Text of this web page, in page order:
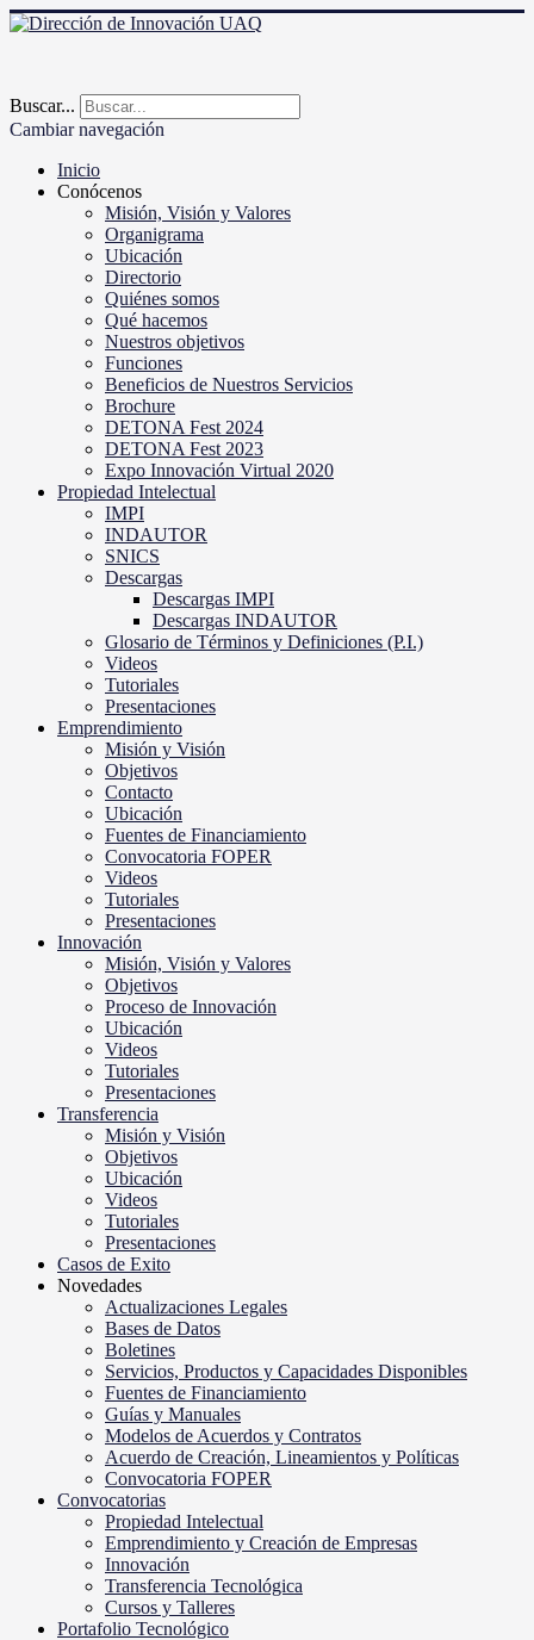
Buscar...
Cambiar navegación
Inicio
Conócenos
Misión, Visión y Valores
Organigrama
Ubicación
Directorio
Quiénes somos
Qué hacemos
Nuestros objetivos
Funciones
Beneficios de Nuestros Servicios
Brochure
DETONA Fest 2024
DETONA Fest 2023
Expo Innovación Virtual 2020
Propiedad Intelectual
IMPI
INDAUTOR
SNICS
Descargas
Descargas IMPI
Descargas INDAUTOR
Glosario de Términos y Definiciones (P.I.)
Videos
Tutoriales
Presentaciones
Emprendimiento
Misión y Visión
Objetivos
Contacto
Ubicación
Fuentes de Financiamiento
Convocatoria FOPER
Videos
Tutoriales
Presentaciones
Innovación
Misión, Visión y Valores
Objetivos
Proceso de Innovación
Ubicación
Videos
Tutoriales
Presentaciones
Transferencia
Misión y Visión
Objetivos
Ubicación
Videos
Tutoriales
Presentaciones
Casos de Exito
Novedades
Actualizaciones Legales
Bases de Datos
Boletines
Servicios, Productos y Capacidades Disponibles
Fuentes de Financiamiento
Guías y Manuales
Modelos de Acuerdos y Contratos
Acuerdo de Creación, Lineamientos y Políticas
Convocatoria FOPER
Convocatorias
Propiedad Intelectual
Emprendimiento y Creación de Empresas
Innovación
Transferencia Tecnológica
Cursos y Talleres
Portafolio Tecnológico